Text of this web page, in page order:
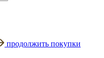
продолжить покупки